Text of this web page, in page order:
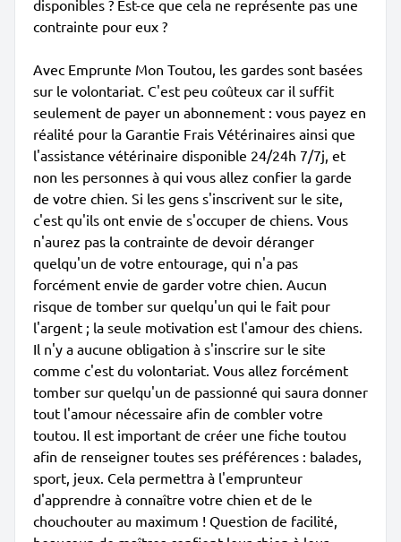
disponibles ? Est-ce que cela ne représente pas une
contrainte pour eux ?
Avec Emprunte Mon Toutou, les gardes sont basées
sur le volontariat. C'est peu coûteux car il suffit
seulement de payer un abonnement : vous payez en
réalité pour la Garantie Frais Vétérinaires ainsi que
l'assistance vétérinaire disponible 24/24h 7/7j, et
non les personnes à qui vous allez confier la garde
de votre chien. Si les gens s'inscrivent sur le site,
c'est qu'ils ont envie de s'occuper de chiens. Vous
n'aurez pas la contrainte de devoir déranger
quelqu'un de votre entourage, qui n'a pas
forcément envie de garder votre chien. Aucun
risque de tomber sur quelqu'un qui le fait pour
l'argent ; la seule motivation est l'amour des chiens.
Il n'y a aucune obligation à s'inscrire sur le site
comme c'est du volontariat. Vous allez forcément
tomber sur quelqu'un de passionné qui saura donner
tout l'amour nécessaire afin de combler votre
toutou. Il est important de créer une fiche toutou
afin de renseigner toutes ses préférences : balades,
sport, jeux. Cela permettra à l'emprunteur
d'apprendre à connaître votre chien et de le
chouchouter au maximum ! Question de facilité,